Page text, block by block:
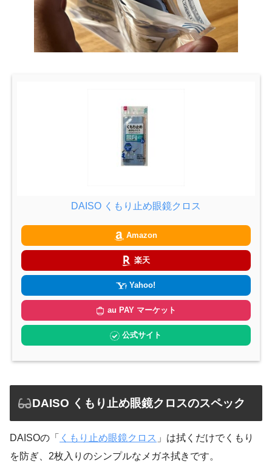
DAISO くもり止め眼鏡クロス
Amazon
楽天
Yahoo!
au PAY マーケット
公式サイト
DAISO くもり止め眼鏡クロスのスペック
DAISOの「 くもり止め眼鏡クロス 」は拭くだけでくもり
を防ぎ、2枚入りのシンプルなメガネ拭きです。